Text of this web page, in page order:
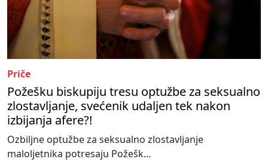
Priče
Požešku biskupiju tresu optužbe za seksualno
zlostavljanje, svećenik udaljen tek nakon
izbijanja afere?!
Ozbiljne optužbe za seksualno zlostavljanje
maloljetnika potresaju Požešk...